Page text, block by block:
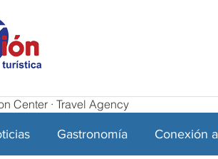
Center · Travel Agency
Gastronomía Conexión